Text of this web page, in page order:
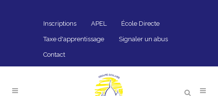
Inscriptions APEL École Directe
Taxe d'apprentissage Signaler un abus
Contact